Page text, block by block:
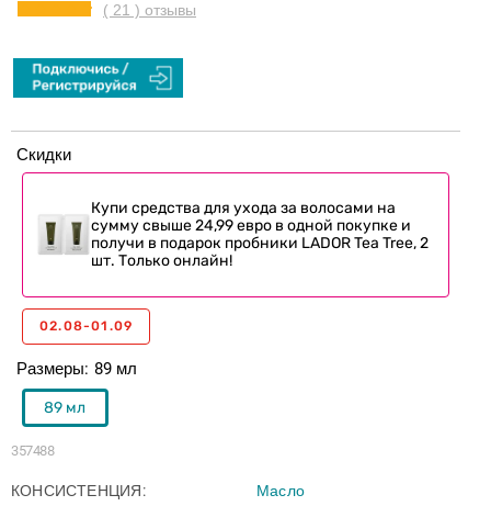
( 21 ) отзывы
357488
Размеры 89 мл
89 мл
Скидки
Купи средства для ухода за волосами на
сумму свыше 24,99 евро в одной покупке и
получи в подарок пробники LADOR Tea Tree, 2
шт. Только онлайн!
02.08-01.09
КОНСИСТЕНЦИЯ Масло